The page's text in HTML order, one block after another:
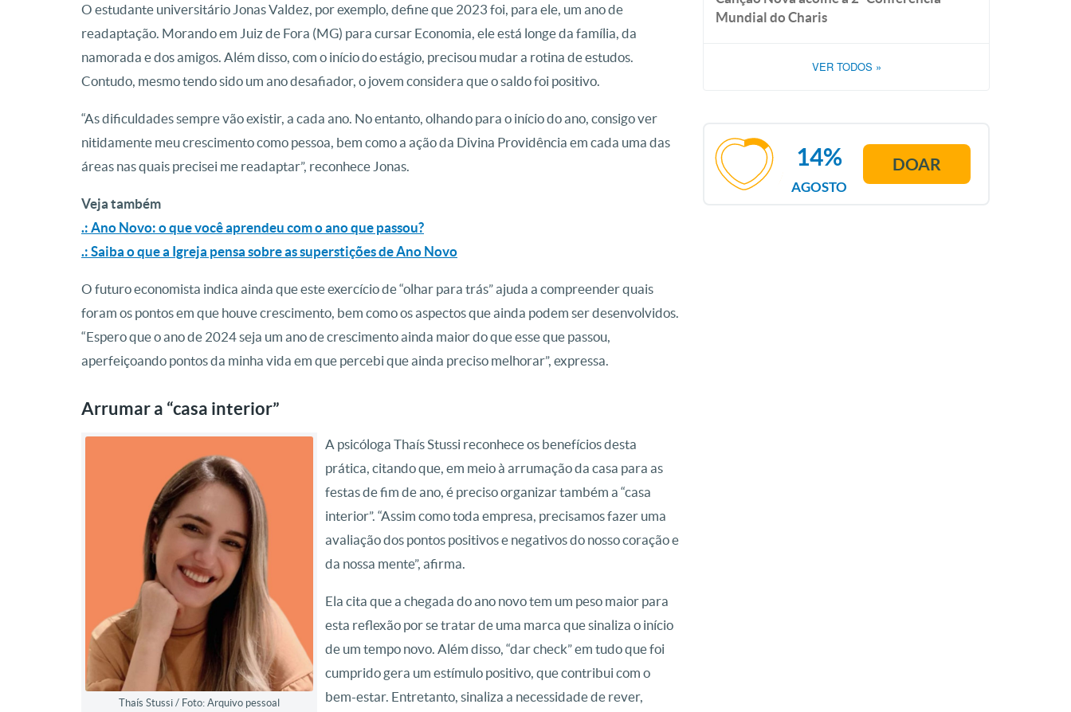
O estudante universitário Jonas Valdez, por exemplo, define que 2023 foi, para ele, um ano de
readaptação. Morando em Juiz de Fora (MG) para cursar Economia, ele está longe da família, da
namorada e dos amigos. Além disso, com o início do estágio, precisou mudar a rotina de estudos.
Contudo, mesmo tendo sido um ano desafiador, o jovem considera que o saldo foi positivo.
“As dificuldades sempre vão existir, a cada ano. No entanto, olhando para o início do ano, consigo ver
nitidamente meu crescimento como pessoa, bem como a ação da Divina Providência em cada uma das
áreas nas quais precisei me readaptar”, reconhece Jonas.
Veja também
.: Ano Novo: o que você aprendeu com o ano que passou?
.: Saiba o que a Igreja pensa sobre as superstições de Ano Novo
O futuro economista indica ainda que este exercício de “olhar para trás” ajuda a compreender quais
foram os pontos em que houve crescimento, bem como os aspectos que ainda podem ser desenvolvidos.
“Espero que o ano de 2024 seja um ano de crescimento ainda maior do que esse que passou,
aperfeiçoando pontos da minha vida em que percebi que ainda preciso melhorar”, expressa.
Arrumar a “casa interior”
Thaís Stussi / Foto: Arquivo pessoal
A psicóloga Thaís Stussi reconhece os benefícios desta
prática, citando que, em meio à arrumação da casa para as
festas de fim de ano, é preciso organizar também a “casa
interior”. “Assim como toda empresa, precisamos fazer uma
avaliação dos pontos positivos e negativos do nosso coração e
da nossa mente”, afirma.
Ela cita que a chegada do ano novo tem um peso maior para
esta reflexão por se tratar de uma marca que sinaliza o início
de um tempo novo. Além disso, “dar check” em tudo que foi
cumprido gera um estímulo positivo, que contribui com o
bem-estar. Entretanto, sinaliza a necessidade de rever,
Mundial do Charis
VER TODOS »
AGOSTO
14% DOAR